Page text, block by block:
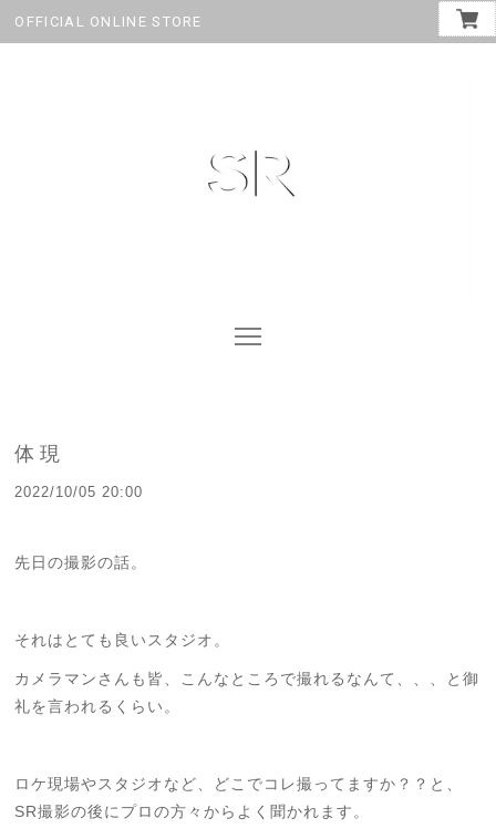
OFFICIAL ONLINE STORE
体現
2022/10/05 20:00
先日の撮影の話。
それはとても良いスタジオ。
カメラマンさんも皆、こんなところで撮れるなんて、、、と御
礼を言われるくらい。
ロケ現場やスタジオなど、どこでコレ撮ってますか？？と、
SR撮影の後にプロの方々からよく聞かれます。